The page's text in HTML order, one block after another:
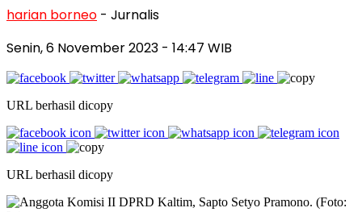
harian borneo - Jurnalis
Senin, 6 November 2023 - 14:47 WIB
URL berhasil dicopy
URL berhasil dicopy